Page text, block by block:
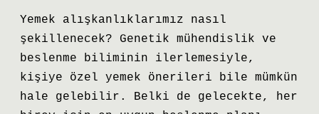
Yemek alışkanlıklarımız nasıl
şekillenecek? Genetik mühendislik ve
beslenme biliminin ilerlemesiyle,
kişiye özel yemek önerileri bile mümkün
hale gelebilir. Belki de gelecekte, her